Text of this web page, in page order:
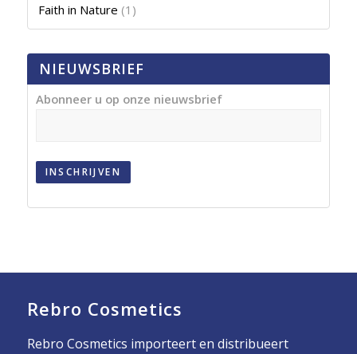
Faith in Nature (1)
NIEUWSBRIEF
Abonneer u op onze nieuwsbrief
INSCHRIJVEN
Rebro Cosmetics
Rebro Cosmetics importeert en distribueert